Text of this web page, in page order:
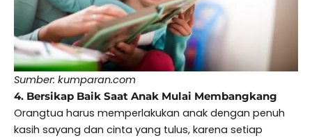
Sumber: kumparan.com
4. Bersikap Baik Saat Anak Mulai Membangkang
Orangtua harus memperlakukan anak dengan penuh
kasih sayang dan cinta yang tulus, karena setiap